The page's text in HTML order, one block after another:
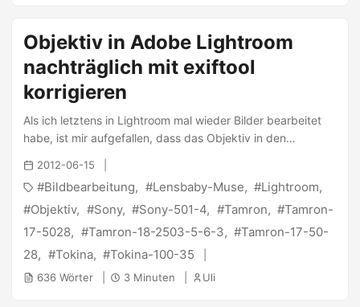
Objektiv in Adobe Lightroom
nachträglich mit exiftool
korrigieren
Als ich letztens in Lightroom mal wieder Bilder bearbeitet
habe, ist mir aufgefallen, dass das Objektiv in den
Metadaten in Lightroom gar nicht richtig angezeigt wurde.
Also habe ich mich mal bisschen umgeschaut und bin drauf
gekommen, dass meine Kamera einfach nur ins falsche
EXIF-Feld schreibt. Die Kamera hinterlegt es nur in LensID
und Lightroom liest leider nur aus “Lens”. Nach einiger
das Exiftool gefunden . ...
2012-06-15
Bildbearbeitung Lensbaby-Muse
Lightroom
Objektiv
Sony Sony-501-4 Tamron
Tamron-
17-5028
Tamron-18-2503-5-6-3
Tamron-17-50-
28
Tokina Tokina-100-35
636 Wörter 3 Minuten Uli